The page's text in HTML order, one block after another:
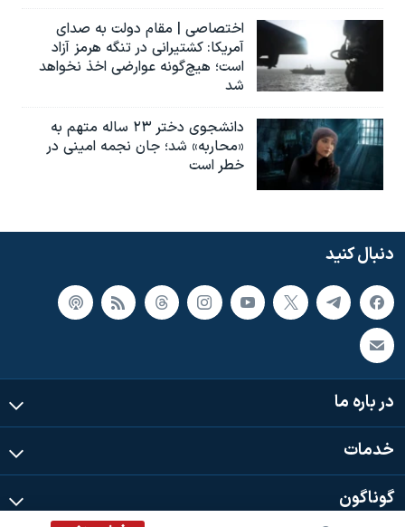
اختصاصی | مقام دولت به صدای
آمریکا: کشتیرانی در تنگه هرمز آزاد
است؛ هیچ‌گونه عوارضی اخذ نخواهد
شد
دانشجوی دختر ۲۳ ساله متهم به
«محاربه» شد؛ جان نجمه امینی در
خطر است
دنبال کنید
در باره ما
خدمات
گوناگون